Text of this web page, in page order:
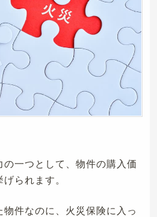
一つとして、物件の購入価
られます。
件なのに、火災保険に入っ